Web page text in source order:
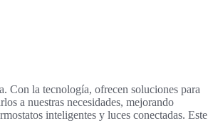
Con la tecnología, ofrecen soluciones para
a nuestras necesidades, mejorando
inteligentes y luces conectadas. Este